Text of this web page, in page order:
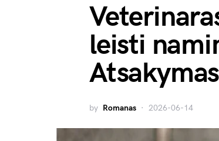
leisti
by Romanas 2026-06-14